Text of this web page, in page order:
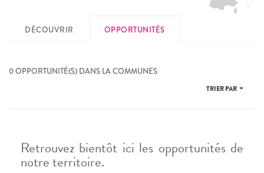
DÉCOUVRIR OPPORTUNITÉS
0 OPPORTUNITÉ(S) DANS LA COMMUNES
TRIER PAR
Retrouvez bientôt ici les opportunités de
notre territoire.